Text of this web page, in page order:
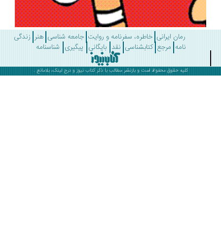
رمان ایرانی خاطره، سفرنامه و روایت جامعه شناسی هنر زندگی
مرجع کتابشناسی نقد بایگانی پیگیری شناسنامه
کلیه حقوق محفوظ است و بازنشر مطالب با ذکرکتاب نیوز و درج لینک، بلامانع .